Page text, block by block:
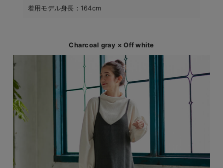
着用モデル身長：164cm
Charcoal gray × Off white